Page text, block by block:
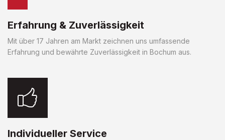
Erfahrung & Zuverlässigkeit
Mit über 17 Jahren am Markt zeichnen uns umfassende
Erfahrung und bewährte Zuverlässigkeit in Bochum aus.
Individueller Service